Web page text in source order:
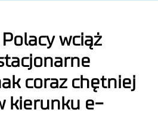
wciąż
coraz chętniej
kierunku e-